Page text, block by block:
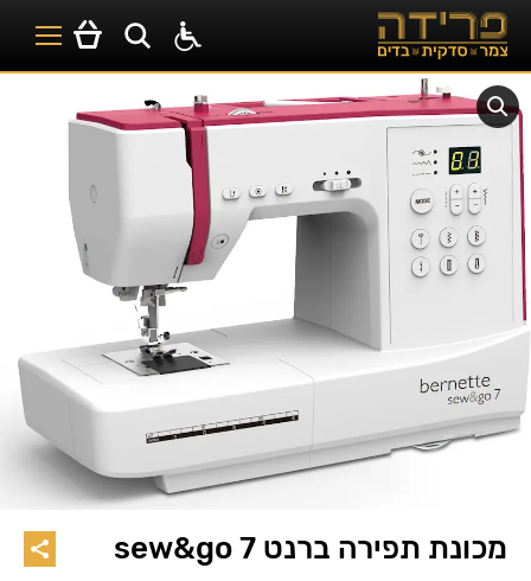
מכונת תפירה ברנט sew&go 7